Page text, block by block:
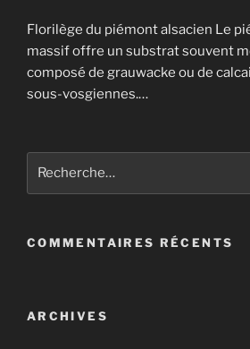
Florilège du piémont alsacien Le
massif offre un substrat souvent
composé de grauwacke ou de
sous-vosgiennes.…
COMMENTAIRES RÉCENTS
ARCHIVES